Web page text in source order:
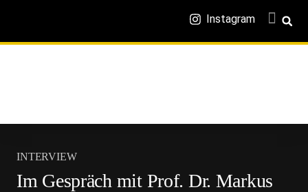
Instagram
INTERVIEW
Im Gespräch mit Prof. Dr. Markus